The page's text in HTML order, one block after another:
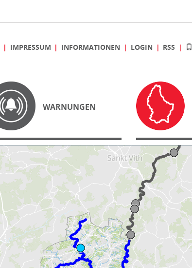
IMPRESSUM INFORMATIONEN LOGIN RSS
WARNUNGEN